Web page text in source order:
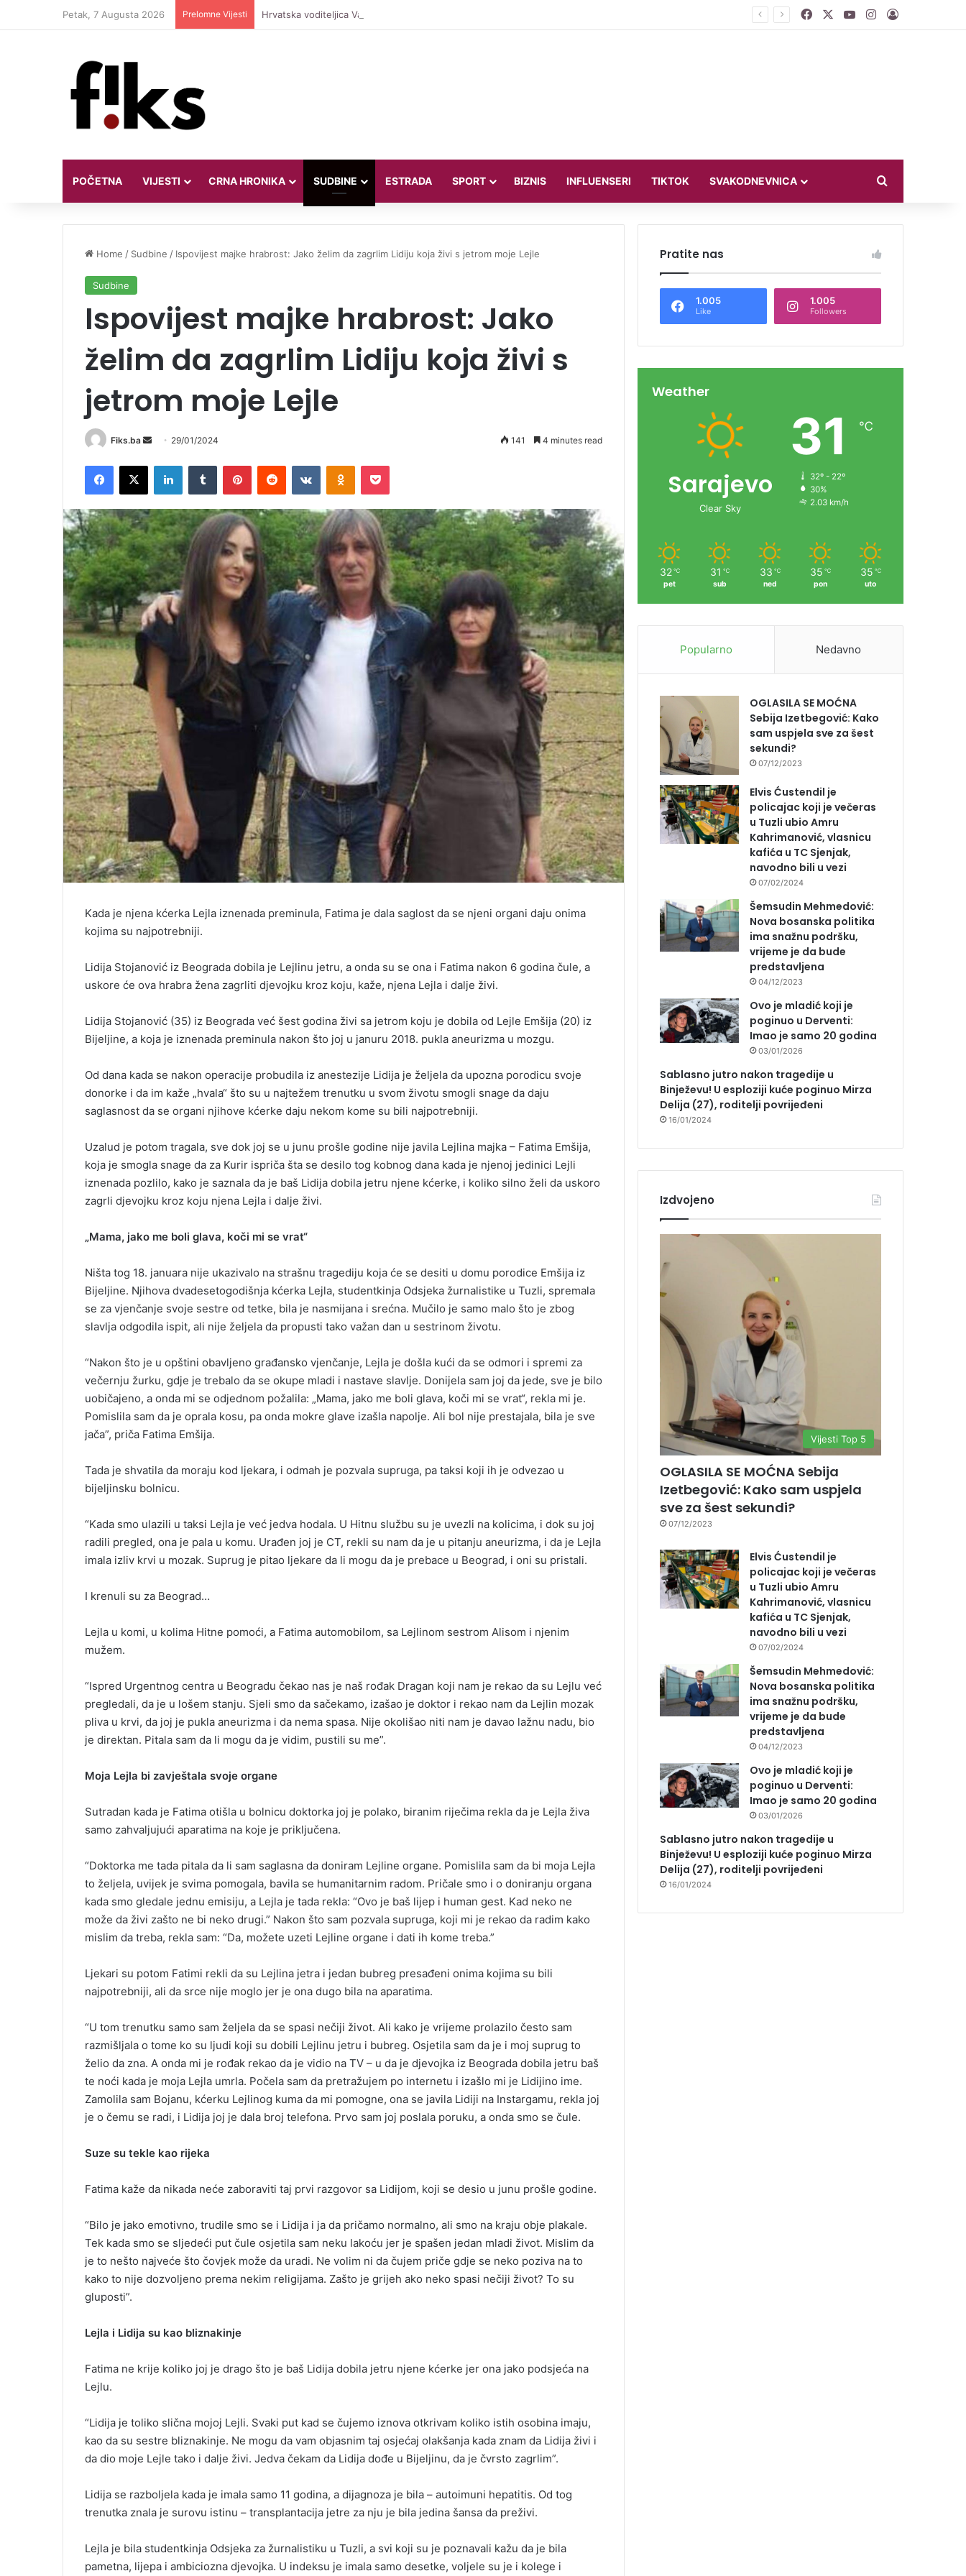
Petak, 7 Augusta 2026 Prelomne Vijesti Hrvatska voditeljica Valentina Miletić koju porede s Dilettom Leotom oduševila pozirajući u bikiniju FacebookYouTubeInstagram
Log In
POČETNA VIJESTI CRNA HRONIKA SUDBINE ESTRADA SPORT BIZNIS INFLUENSERI TIKTOK SVAKODNEVNICA
Home / Sudbine / Ispovijest majke hrabrost: Jako želim da zagrlim Lidiju koja živi s jetrom moje Lejle
Sudbine
Ispovijest majke hrabrost: Jako
želim da zagrlim Lidiju koja živi s
jetrom moje Lejle
Fiks.ba
Send
email
29/01/2024 141 4 minutes read
Facebook
X LinkedInTumblr PinterestReddit VKontakteOdnoklassniki
Pocket
Kada je njena kćerka Lejla iznenada preminula, Fatima je dala saglost da se njeni organi daju onima
kojima su najpotrebniji.
Lidija Stojanović iz Beograda dobila je Lejlinu jetru, a onda su se ona i Fatima nakon 6 godina čule, a
uskore će ova hrabra žena zagrliti djevojku kroz koju, kaže, njena Lejla i dalje živi.
Lidija Stojanović (35) iz Beograda već šest godina živi sa jetrom koju je dobila od Lejle Emšija (20) iz
Bijeljine, a koja je iznenada preminula nakon što joj u januru 2018. pukla aneurizma u mozgu.
Od dana kada se nakon operacije probudila iz anestezije Lidija je željela da upozna porodicu svoje
donorke i da im kaže „hvala“ što su u najtežem trenutku u svom životu smogli snage da daju
saglasnost da se organi njihove kćerke daju nekom kome su bili najpotrebniji.
Uzalud je potom tragala, sve dok joj se u junu prošle godine nije javila Lejlina majka – Fatima Emšija,
koja je smogla snage da za Kurir ispriča šta se desilo tog kobnog dana kada je njenoj jedinici Lejli
iznenada pozlilo, kako je saznala da je baš Lidija dobila jetru njene kćerke, i koliko silno želi da uskoro
zagrli djevojku kroz koju njena Lejla i dalje živi.
„Mama, jako me boli glava, koči mi se vrat“
Ništa tog 18. januara nije ukazivalo na strašnu tragediju koja će se desiti u domu porodice Emšija iz
Bijeljine. Njihova dvadesetogodišnja kćerka Lejla, studentkinja Odsjeka žurnalistike u Tuzli, spremala
se za vjenčanje svoje sestre od tetke, bila je nasmijana i srećna. Mučilo je samo malo što je zbog
slavlja odgodila ispit, ali nije željela da propusti tako važan dan u sestrinom životu.
“Nakon što je u opštini obavljeno građansko vjenčanje, Lejla je došla kući da se odmori i spremi za
večernju žurku, gdje je trebalo da se okupe mladi i nastave slavlje. Donijela sam joj da jede, sve je bilo
uobičajeno, a onda mi se odjednom požalila: „Mama, jako me boli glava, koči mi se vrat“, rekla mi je.
Pomislila sam da je oprala kosu, pa onda mokre glave izašla napolje. Ali bol nije prestajala, bila je sve
jača”, priča Fatima Emšija.
Tada je shvatila da moraju kod ljekara, i odmah je pozvala supruga, pa taksi koji ih je odvezao u
bijeljinsku bolnicu.
“Kada smo ulazili u taksi Lejla je već jedva hodala. U Hitnu službu su je uvezli na kolicima, i dok su joj
radili pregled, ona je pala u komu. Urađen joj je CT, rekli su nam da je u pitanju aneurizma, i da je Lejla
imala izliv krvi u mozak. Suprug je pitao ljekare da li mogu da je prebace u Beograd, i oni su pristali.
I krenuli su za Beograd…
Lejla u komi, u kolima Hitne pomoći, a Fatima automobilom, sa Lejlinom sestrom Alisom i njenim
mužem.
“Ispred Urgentnog centra u Beogradu čekao nas je naš rođak Dragan koji nam je rekao da su Lejlu već
pregledali, da je u lošem stanju. Sjeli smo da sačekamo, izašao je doktor i rekao nam da Lejlin mozak
pliva u krvi, da joj je pukla aneurizma i da nema spasa. Nije okolišao niti nam je davao lažnu nadu, bio
je direktan. Pitala sam da li mogu da je vidim, pustili su me”.
Moja Lejla bi zavještala svoje organe
Sutradan kada je Fatima otišla u bolnicu doktorka joj je polako, biranim riječima rekla da je Lejla živa
samo zahvaljujući aparatima na koje je priključena.
“Doktorka me tada pitala da li sam saglasna da doniram Lejline organe. Pomislila sam da bi moja Lejla
to željela, uvijek je svima pomogala, bavila se humanitarnim radom. Pričale smo i o doniranju organa
kada smo gledale jednu emisiju, a Lejla je tada rekla: “Ovo je baš lijep i human gest. Kad neko ne
može da živi zašto ne bi neko drugi.” Nakon što sam pozvala supruga, koji mi je rekao da radim kako
mislim da treba, rekla sam: “Da, možete uzeti Lejline organe i dati ih kome treba.”
Ljekari su potom Fatimi rekli da su Lejlina jetra i jedan bubreg presađeni onima kojima su bili
najpotrebniji, ali da srce nije moglo jer je ona dugo bila na aparatima.
“U tom trenutku samo sam željela da se spasi nečiji život. Ali kako je vrijeme prolazilo često sam
razmišljala o tome ko su ljudi koji su dobili Lejlinu jetru i bubreg. Osjetila sam da je i moj suprug to
želio da zna. A onda mi je rođak rekao da je vidio na TV – u da je djevojka iz Beograda dobila jetru baš
te noći kada je moja Lejla umrla. Počela sam da pretražujem po internetu i izašlo mi je Lidijino ime.
Zamolila sam Bojanu, kćerku Lejlinog kuma da mi pomogne, ona se javila Lidiji na Instargamu, rekla joj
je o čemu se radi, i Lidija joj je dala broj telefona. Prvo sam joj poslala poruku, a onda smo se čule.
Suze su tekle kao rijeka
Fatima kaže da nikada neće zaboraviti taj prvi razgovor sa Lidijom, koji se desio u junu prošle godine.
“Bilo je jako emotivno, trudile smo se i Lidija i ja da pričamo normalno, ali smo na kraju obje plakale.
Tek kada smo se sljedeći put čule osjetila sam neku lakoću jer je spašen jedan mladi život. Mislim da
je to nešto najveće što čovjek može da uradi. Ne volim ni da čujem priče gdje se neko poziva na to
kako to nije dozvoljeno prema nekim religijama. Zašto je grijeh ako neko spasi nečiji život? To su
gluposti”.
Lejla i Lidija su kao bliznakinje
Fatima ne krije koliko joj je drago što je baš Lidija dobila jetru njene kćerke jer ona jako podsjeća na
Lejlu.
“Lidija je toliko slična mojoj Lejli. Svaki put kad se čujemo iznova otkrivam koliko istih osobina imaju,
kao da su sestre bliznakinje. Ne mogu da vam objasnim taj osjećaj olakšanja kada znam da Lidija živi i
da dio moje Lejle tako i dalje živi. Jedva čekam da Lidija dođe u Bijeljinu, da je čvrsto zagrlim”.
Lidija se razboljela kada je imala samo 11 godina, a dijagnoza je bila – autoimuni hepatitis. Od tog
trenutka znala je surovu istinu – transplantacija jetre za nju je bila jedina šansa da preživi.
Lejla je bila studentkinja Odsjeka za žurnalistiku u Tuzli, a svi koji su je poznavali kažu da je bila
pametna, lijepa i ambiciozna djevojka. U indeksu je imala samo desetke, voljele su je i kolege i
Pratite nas
1.005
Like
1.005
Followers
Weather
Sarajevo
Clear Sky
31 ℃
32º - 22º
30%
2.03 km/h
32 ℃
pet
31 ℃
sub
33 ℃
ned
35 ℃
pon
35 ℃
uto
Popularno Nedavno
OGLASILA SE MOĆNA
Sebija Izetbegović: Kako
sam uspjela sve za šest
sekundi?
07/12/2023
Elvis Ćustendil je
policajac koji je večeras
u Tuzli ubio Amru
Kahrimanović, vlasnicu
kafića u TC Sjenjak,
navodno bili u vezi
07/02/2024
Šemsudin Mehmedović:
Nova bosanska politika
ima snažnu podršku,
vrijeme je da bude
predstavljena
04/12/2023
Ovo je mladić koji je
poginuo u Derventi:
Imao je samo 20 godina
03/01/2026
Sablasno jutro nakon tragedije u
Binježevu! U esploziji kuće poginuo Mirza
Delija (27), roditelji povrijeđeni
16/01/2024
Izdvojeno
Vijesti Top 5
OGLASILA SE MOĆNA Sebija
Izetbegović: Kako sam uspjela
sve za šest sekundi?
07/12/2023
Elvis Ćustendil je
policajac koji je večeras
u Tuzli ubio Amru
Kahrimanović, vlasnicu
kafića u TC Sjenjak,
navodno bili u vezi
07/02/2024
Šemsudin Mehmedović:
Nova bosanska politika
ima snažnu podršku,
vrijeme je da bude
predstavljena
04/12/2023
Ovo je mladić koji je
poginuo u Derventi:
Imao je samo 20 godina
03/01/2026
Sablasno jutro nakon tragedije u
Binježevu! U esploziji kuće poginuo Mirza
Delija (27), roditelji povrijeđeni
16/01/2024